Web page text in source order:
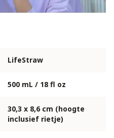
LifeStraw
500 mL / 18 fl oz
30,3 x 8,6 cm (hoogte
inclusief rietje)